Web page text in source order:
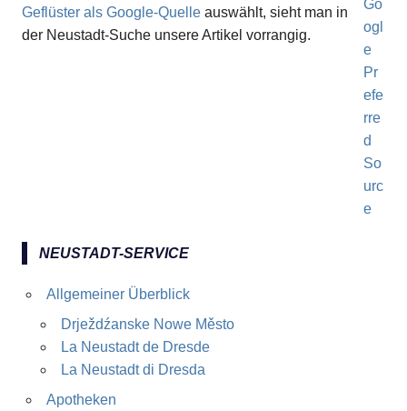
Geflüster als Google-Quelle auswählt, sieht man in
der Neustadt-Suche unsere Artikel vorrangig.
NEUSTADT-SERVICE
Allgemeiner Überblick
Drježdźanske Nowe Město
La Neustadt de Dresde
La Neustadt di Dresda
Apotheken